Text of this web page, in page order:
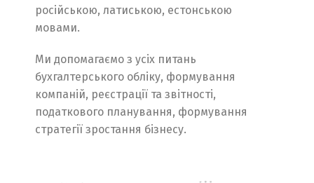
російською, латиською, естонською
мовами.
Ми допомагаємо з усіх питань
бухгалтерського обліку, формування
компаній, реєстрації та звітності,
податкового планування, формування
стратегії зростання бізнесу.